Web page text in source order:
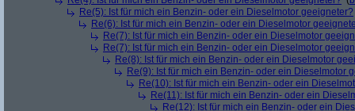
Re(5): Ist für mich ein Benzin- oder ein Dieselmotor geeigneter?
Re(6): Ist für mich ein Benzin- oder ein Dieselmotor
Re(7): Ist für mich ein Benzin- oder ein Dieselmotor
Re(7): Ist für mich ein Benzin- oder ein Dieselmotor
Re(8): Ist für mich ein Benzin- oder ein Dieselmotor
Re(9): Ist für mich ein Benzin- oder ein Dieselmotor
Re(10): Ist für mich ein Benzin- oder ein
Re(11): Ist für mich ein Benzin- oder ein
Re(12): Ist für mich ein Benzin- oder ein